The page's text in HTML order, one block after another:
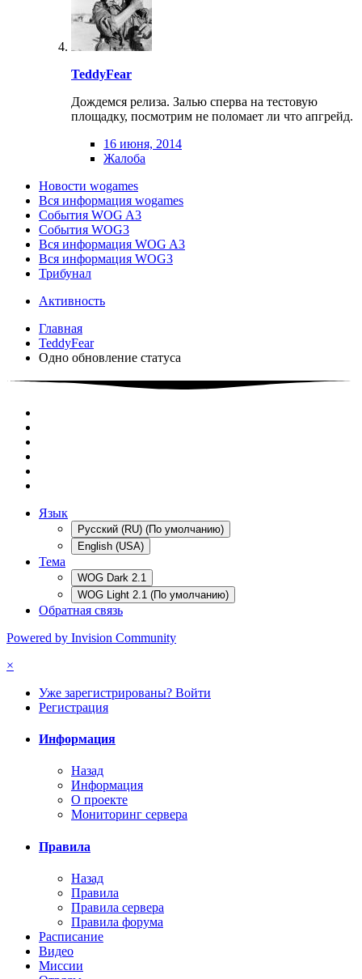
TeddyFear
Дождемся релиза. Залью сперва на тестовую
площадку, посмотрим не поломает ли что апгрейд.
16 июня, 2014
Жалоба
Новости wogames
Вся информация wogames
События WOG A3
События WOG3
Вся информация WOG A3
Вся информация WOG3
Трибунал
Активность
Главная
TeddyFear
Одно обновление статуса
Язык
Русский (RU) (По умолчанию)
English (USA)
Тема
WOG Dark 2.1
WOG Light 2.1 (По умолчанию)
Обратная связь
Powered by Invision Community
×
Уже зарегистрированы? Войти
Регистрация
Информация
Назад
Информация
О проекте
Мониторинг сервера
Правила
Назад
Правила
Правила сервера
Правила форума
Расписание
Видео
Миссии